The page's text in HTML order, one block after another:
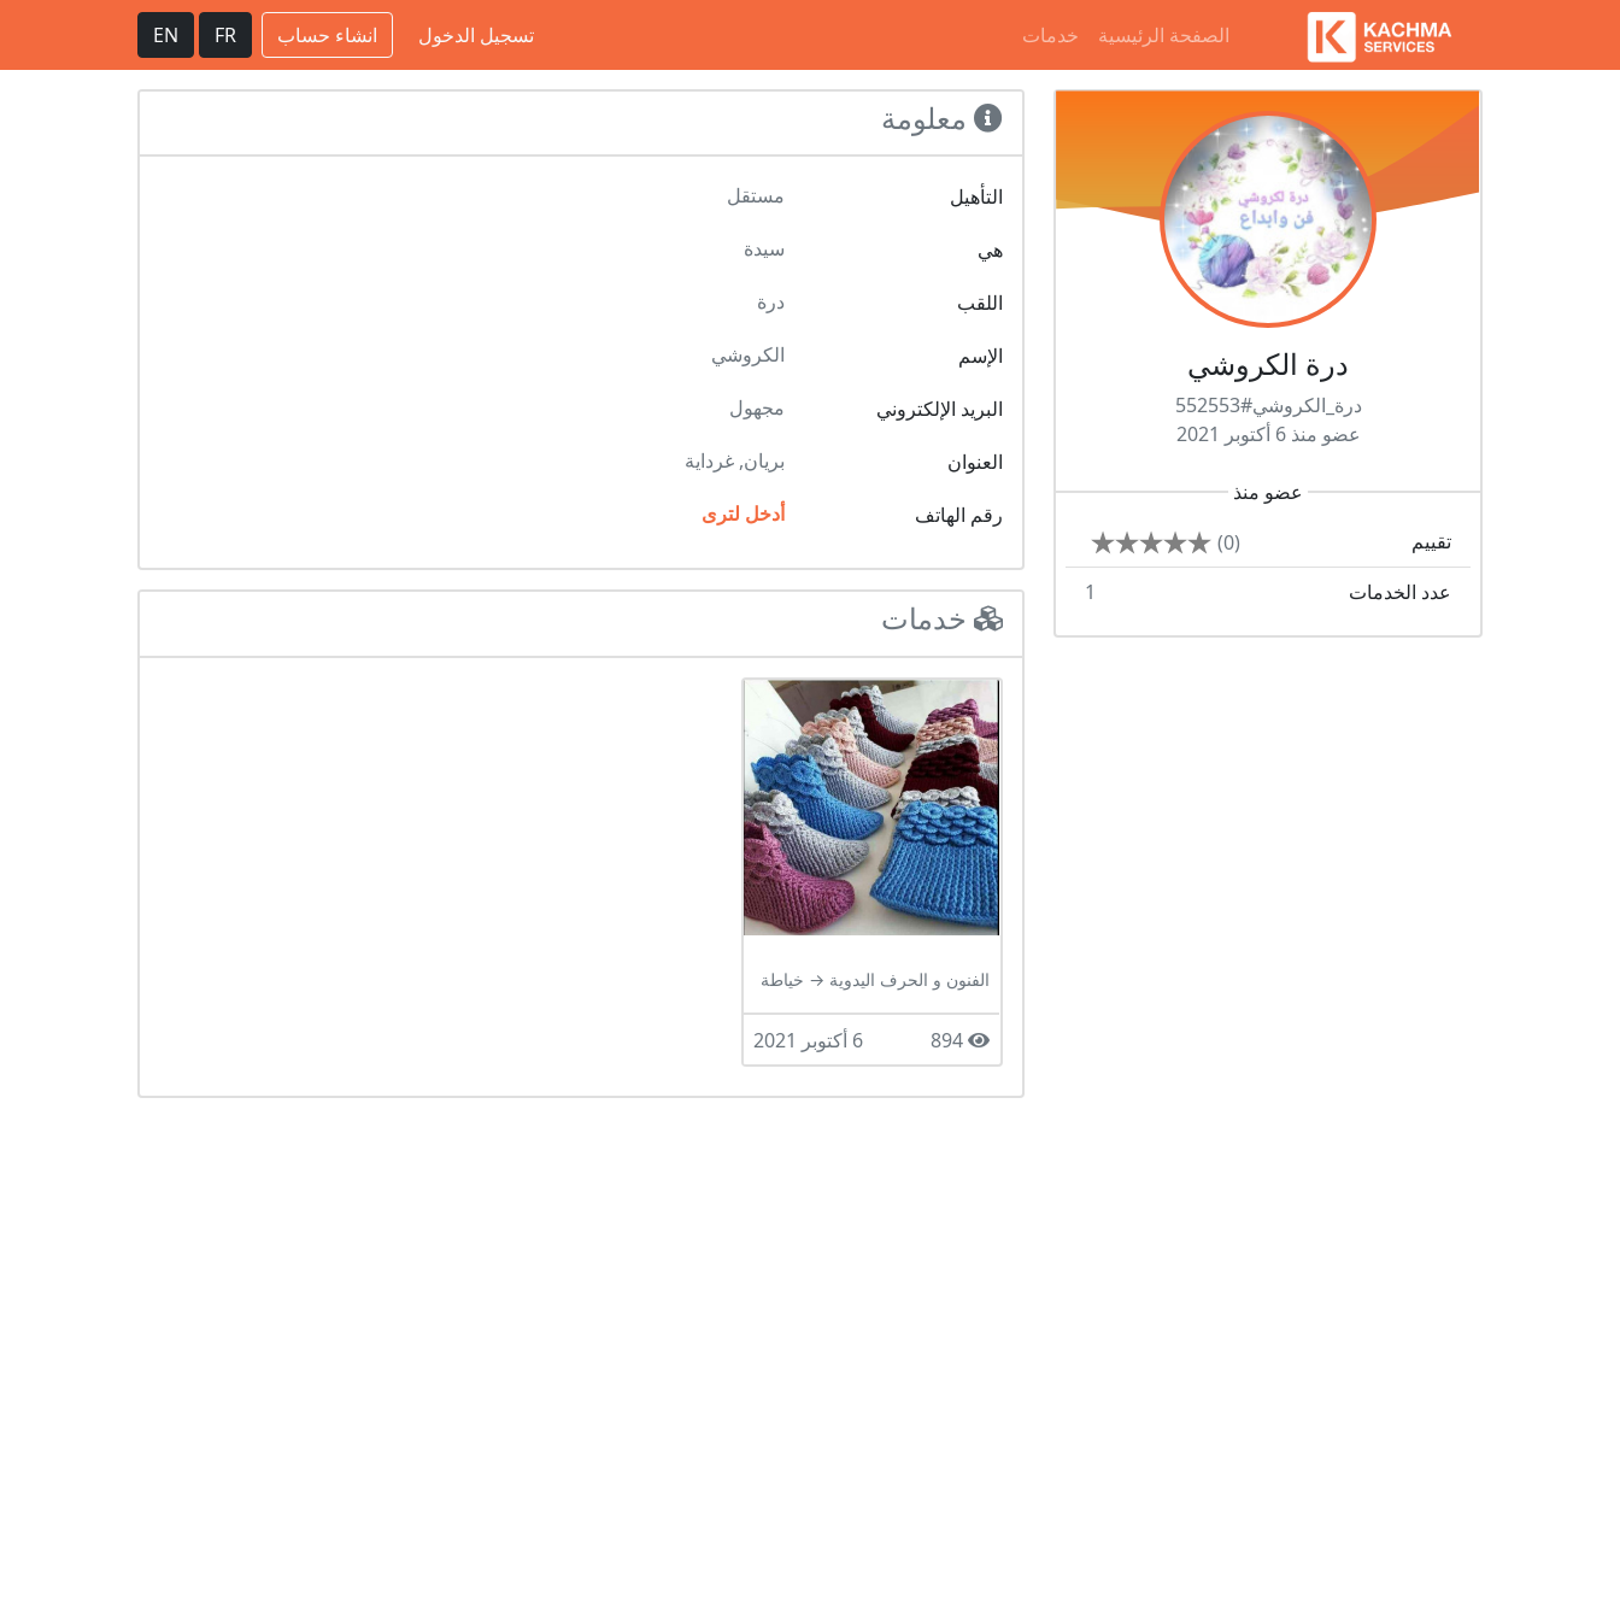
الصفحة الرئيسية خدمات تسجيل الدخول انشاء حساب FR
EN
درة الكروشي
درة_الكروشي#552553
عضو منذ 6 أكتوبر 2021
عضو منذ
تقييم
(0)
عدد الخدمات
1
معلومة
التأهيل مستقل
هي سيدة
اللقب درة
الإسم الكروشي
البريد الإلكتروني مجهول
العنوان بريان, غرداية
رقم الهاتف أدخل لترى
خدمات
الفنون و الحرف اليدوية → خياطة
894 6 أكتوبر 2021